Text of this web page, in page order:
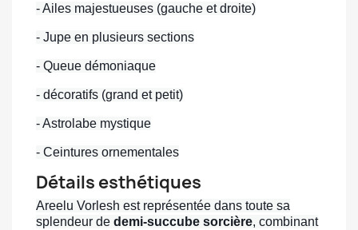
- Ailes majestueuses (gauche et droite)
- Jupe en plusieurs sections
- Queue démoniaque
- décoratifs (grand et petit)
- Astrolabe mystique
- Ceintures ornementales
Détails esthétiques
Areelu Vorlesh est représentée dans toute sa
splendeur de demi-succube sorcière, combinant